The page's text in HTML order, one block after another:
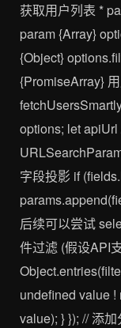
获取用户列表 *
param {Array}
{Object}
{PromiseArray}
options; let
字段投影 if
后续可以尝试
件过滤 (假设API
undefined value !
value); } }); // 添